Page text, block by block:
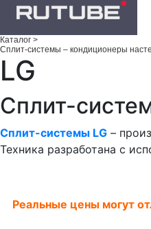
Каталог >
Сплит-системы – кондиционеры
LG
Сплит-
Сплит-системы LG –
Техника разработана с
Реальные цены могут